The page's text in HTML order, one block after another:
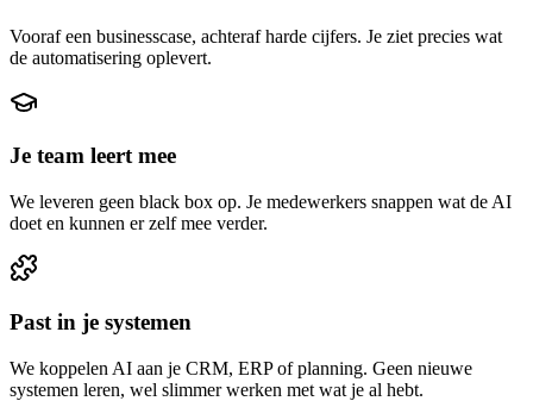
Vooraf een businesscase, achteraf harde cijfers. Je ziet precies wat
de automatisering oplevert.
Je team leert mee
We leveren geen black box op. Je medewerkers snappen wat de AI
doet en kunnen er zelf mee verder.
Past in je systemen
We koppelen AI aan je CRM, ERP of planning. Geen nieuwe
systemen leren, wel slimmer werken met wat je al hebt.